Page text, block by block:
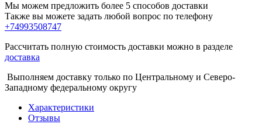
Мы можем предложить более 5 способов доставки
Также вы можете задать любой вопрос по телефону
+74993508747
Рассчитать полную стоимость доставки можно в разделе
доставка
Выполняем доставку только по Центральному и Северо-
Западному федеральному округу
Характеристики
Отзывы